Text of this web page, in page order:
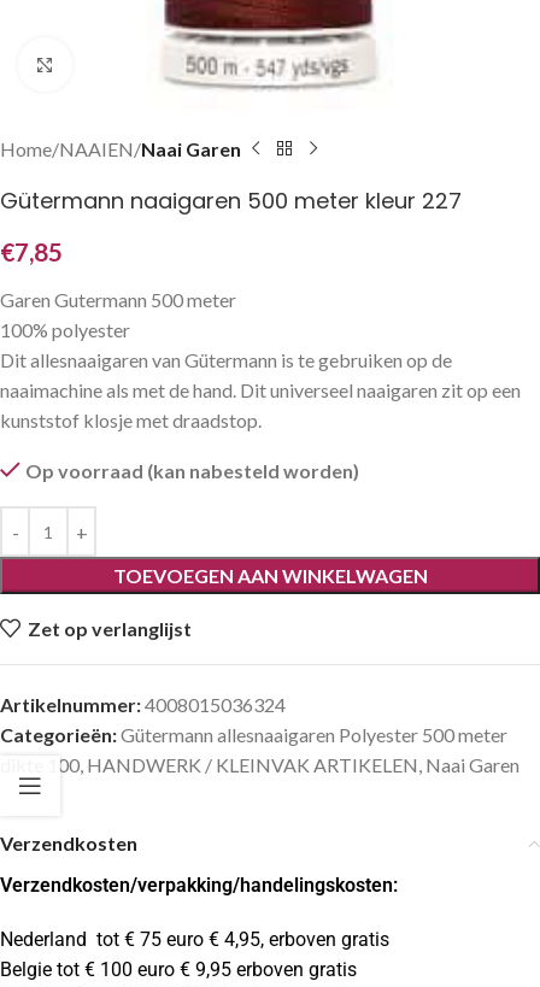
Klik om te vergroten
Home NAAIEN Naai Garen
Gütermann naaigaren 500 meter kleur 227
€7,85
Garen Gutermann 500 meter
100% polyester
Dit allesnaaigaren van Gütermann is te gebruiken op de
naaimachine als met de hand. Dit universeel naaigaren zit op een
kunststof klosje met draadstop.
Op voorraad (kan nabesteld worden)
TOEVOEGEN AAN WINKELWAGEN
Zet op verlanglijst
Artikelnummer:4008015036324
Categorieën:Gütermann allesnaaigaren Polyester 500 meter
dikte 100, HANDWERK / KLEINVAK ARTIKELEN, Naai Garen
Verzendkosten
Verzendkosten/verpakking/handelingskosten:
Nederland tot € 75 euro € 4,95, erboven gratis
Belgie tot € 100 euro € 9,95 erboven gratis